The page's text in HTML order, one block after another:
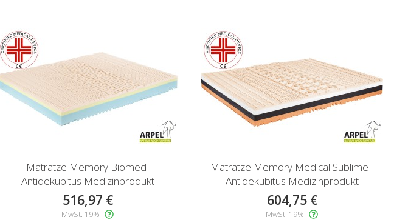
Matratze Memory Biomed-
Antidekubitus Medizinprodukt
516,97 €
MwSt. 19%
Matratze Memory Medical Sublime -
Antidekubitus Medizinprodukt
604,75 €
MwSt. 19%